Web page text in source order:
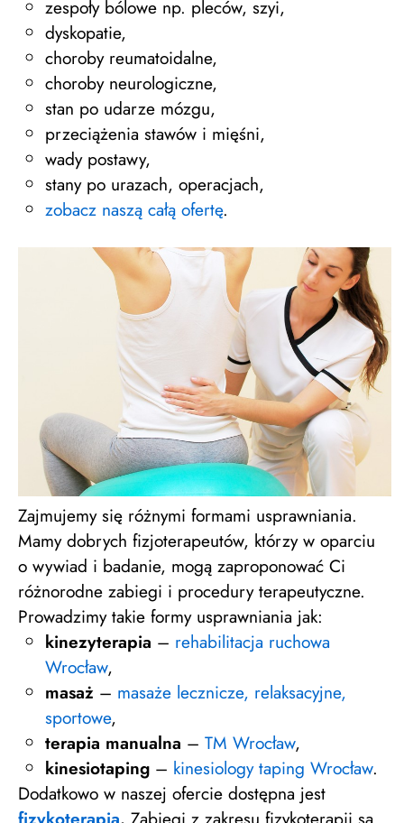
zespoły bólowe np. pleców, szyi,
dyskopatie,
choroby reumatoidalne,
choroby neurologiczne,
stan po udarze mózgu,
przeciążenia stawów i mięśni,
wady postawy,
stany po urazach, operacjach,
zobacz naszą całą ofertę.
Zajmujemy się różnymi formami usprawniania.
Mamy dobrych fizjoterapeutów, którzy w oparciu
o wywiad i badanie, mogą zaproponować Ci
różnorodne zabiegi i procedury terapeutyczne.
Prowadzimy takie formy usprawniania jak:
kinezyterapia – rehabilitacja ruchowa
Wrocław,
masaż – masaże lecznicze, relaksacyjne,
sportowe,
terapia manualna – TM Wrocław,
kinesiotaping – kinesiology taping Wrocław.
Dodatkowo w naszej ofercie dostępna jest